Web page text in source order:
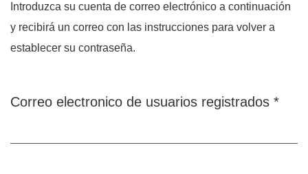
Introduzca su cuenta de correo electrónico a continuación
y recibirá un correo con las instrucciones para volver a
establecer su contraseña.
Correo electronico de usuarios registrados *